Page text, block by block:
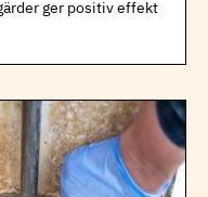
ger positiv effekt